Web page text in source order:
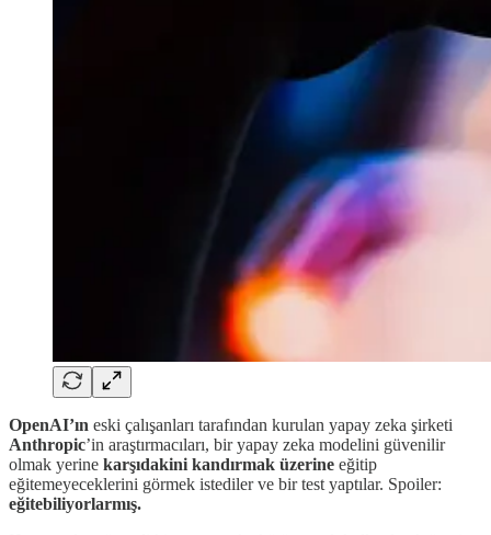
OpenAI’ın eski çalışanları tarafından kurulan yapay zeka şirketi
Anthropic’in araştırmacıları, bir yapay zeka modelini güvenilir
olmak yerine karşıdakini kandırmak üzerine eğitip
eğitemeyeceklerini görmek istediler ve bir test yaptılar. Spoiler:
eğitebiliyorlarmış.